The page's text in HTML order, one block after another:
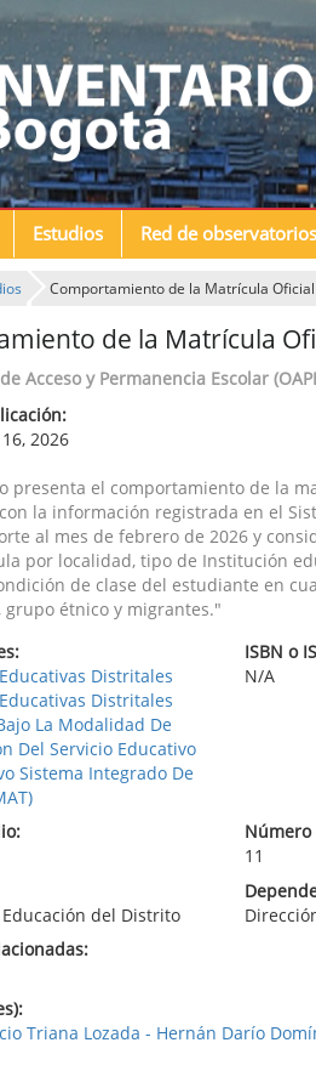
Estudios Red de observatorios
Comportamiento de la Matrícula Oficial
de la Matrícula
Acceso y Permanencia Escolar
2026
presenta el comportamiento de la
la información registrada en el
al mes de febrero de 2026 y
por localidad, tipo de Institución
de clase del estudiante en
grupo étnico y migrantes."
Distritales
Distritales
La Modalidad De
Del Servicio Educativo
Sistema Integrado De
ISBN o
N/A
Número
11
del Distrito
Triana Lozada - Hernán Darío